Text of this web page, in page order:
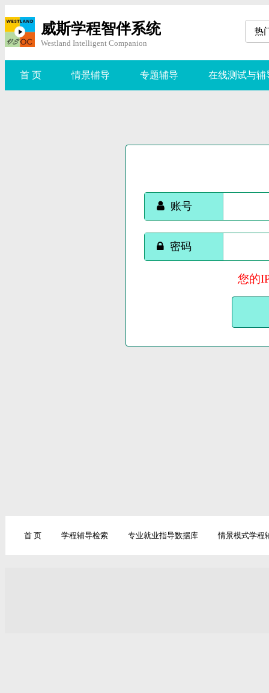
威斯学程智伴系统
Westland Intelligent Companion
热
首 页 情景辅导 专题辅导 在线测试与辅
账号
密码
您的
首 页 学程辅导检索 专业就业指导数据库 情景模式学程